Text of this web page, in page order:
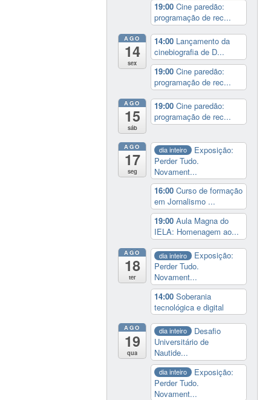
19:00Cine paredão:
programação de rec...
AGO
14
sex
14:00 Lançamento da
cinebiografia de D...
19:00Cine paredão:
programação de rec...
AGO
15
sáb
19:00Cine paredão:
programação de rec...
AGO
17
seg
dia inteiro
Exposição:
Perder Tudo.
Novament...
16:00Curso de formação
em Jornalismo ...
19:00Aula Magna do
IELA: Homenagem ao...
AGO
18
ter
dia inteiro
Exposição:
Perder Tudo.
Novament...
14:00Soberania
tecnológica e digital
AGO
19
qua
dia inteiro
Desafio
Universitário de
Nautide...
dia inteiro
Exposição:
Perder Tudo.
Novament...